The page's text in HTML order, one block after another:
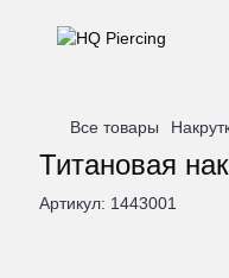
Все товары
Титановая
Артикул: 1443001